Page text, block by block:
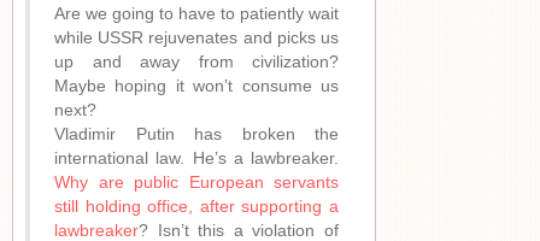
Are we going to have to patiently wait
while USSR rejuvenates and picks us
up and away from civilization?
Maybe hoping it won’t consume us
next?
Vladimir Putin has broken the
international law. He’s a lawbreaker.
Why are public European servants
still holding office, after supporting a
lawbreaker? Isn’t this a violation of